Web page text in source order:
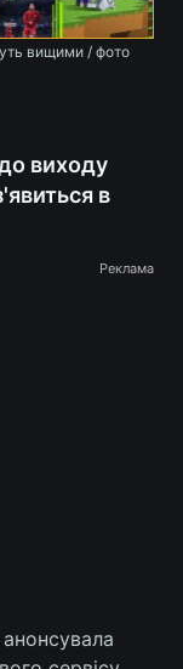
вищими / фото
виходу
в
Реклама